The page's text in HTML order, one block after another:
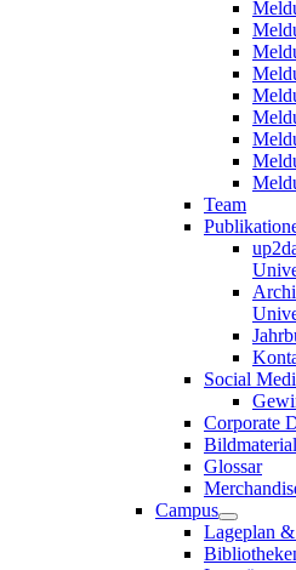
Team
Social
Corporate
Bildmaterial
Glossar
Campus
Lageplan